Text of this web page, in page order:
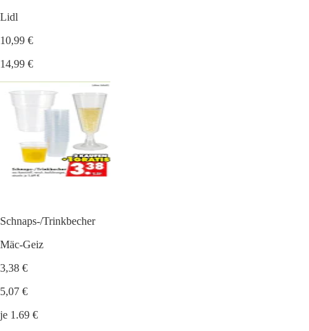
Lidl
10,99 €
14,99 €
Schnaps-/Trinkbecher
Mäc-Geiz
3,38 €
5,07 €
je 1.69 €